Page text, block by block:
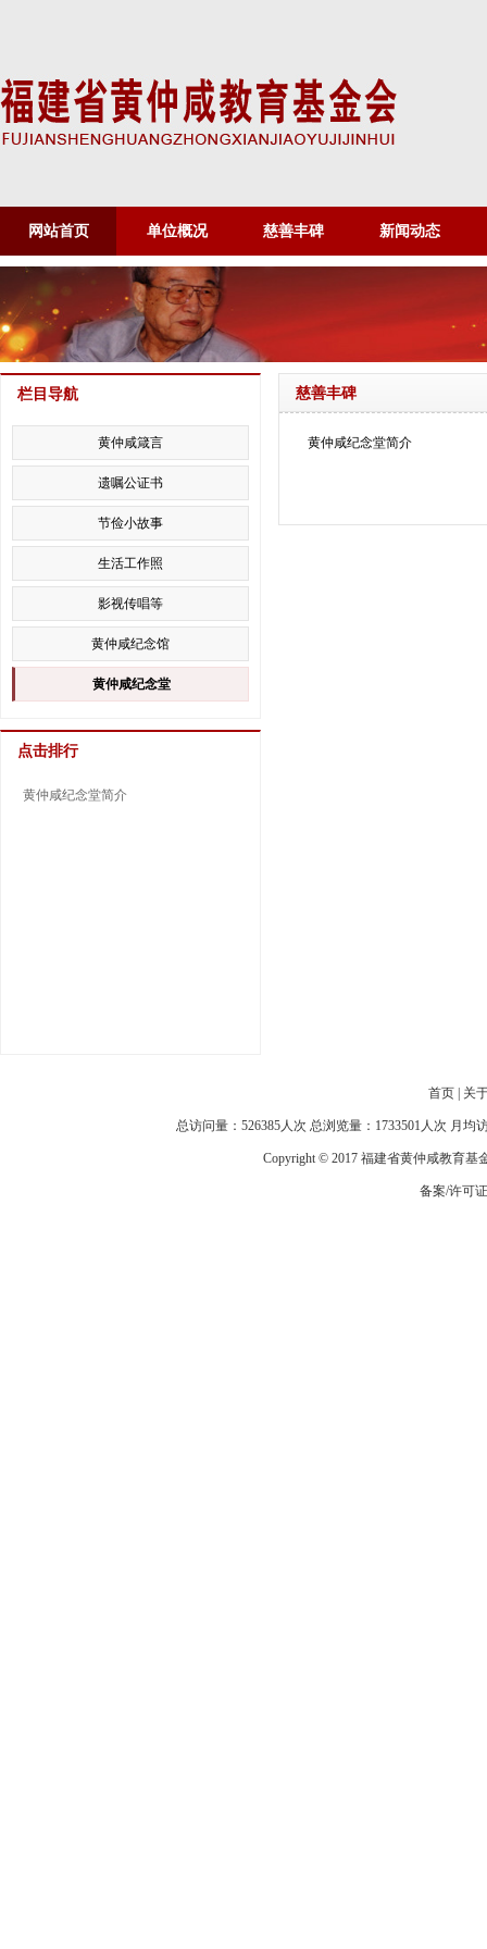
网站首页 单位概况 慈善丰碑 新闻动态
慈善丰碑
黄仲咸纪念堂简介
栏目导航
黄仲咸箴言
遗嘱公证书
节俭小故事
生活工作照
影视传唱等
黄仲咸纪念馆
黄仲咸纪念堂
点击排行
黄仲咸纪念堂简介
首页 关
总访问量：526385人次 总浏览量：1733501人次 月
Copyright © 2017 福建省黄仲咸教育基
备案/许可